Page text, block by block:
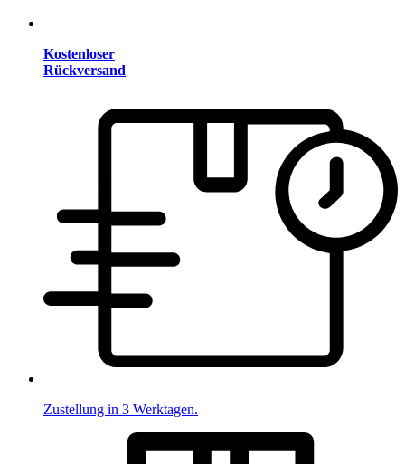
Kostenloser
Rückversand
Zustellung in 3 Werktagen.